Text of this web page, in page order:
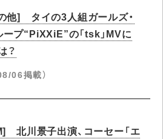
他] タイの3人組ガールズ・
ープ“PiXXiE”の「tsk」MVに
？
06掲載）
北川景子出演、コーセー「エ